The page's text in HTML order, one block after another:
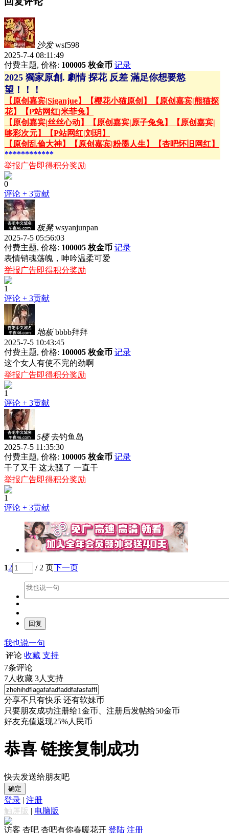
沙发 wsf598
2025-7-4 08:11:49
付费主题, 价格: 100005 枚金币 记录
2025 獨家原創. 劇情 探花 反差 滿足你想要慾
望！！！
【原创嘉宾|Siganjue】 【樱花小猫原创】
【原创嘉宾|熊猫探
花】
【P站网红|米菲兔】
【原创嘉宾|丝丝心动】
【原创嘉宾|原子兔兔】
【原创嘉宾|
哆彩次元】
【P站网红|刘玥】
【原创乱倫大神】
【原创嘉宾|粉墨人生】
【杏吧怀旧网红】
************
举报广告即得积分奖励
0
评论 + 3贡献
板凳 wsyanjunpan
2025-7-5 05:56:03
付费主题, 价格: 100005 枚金币 记录
表情销魂荡魄，呻吟温柔可爱
举报广告即得积分奖励
1
评论 + 3贡献
地板 bbbb拜拜
2025-7-5 10:43:45
付费主题, 价格: 100005 枚金币 记录
这个女人有使不完的劲啊
举报广告即得积分奖励
1
评论 + 3贡献
5楼 去钓鱼岛
2025-7-5 11:35:30
付费主题, 价格: 100005 枚金币 记录
干了又干 这太骚了 一直干
举报广告即得积分奖励
1
评论 + 3贡献
12 / 2 页下一页
我也说一句
评论 收藏 支持
7条评论
7人收藏 3人支持
分享不只有快乐 还有软妹币
只要朋友成功注册给1金币、注册后发帖给50金币
好友充值返现25%人民币
恭喜 链接复制成功
快去发送给朋友吧
确定
登录 | 注册
触屏版 | 电脑版
访客 杏吧 杏吧有你春暖花开 登陆 注册